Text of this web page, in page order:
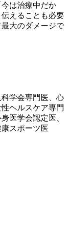
は治療中だか
えることも必要
大のダメージで
学会専門医、心
ヘルスケア専門
医学会認定医、
スポーツ医